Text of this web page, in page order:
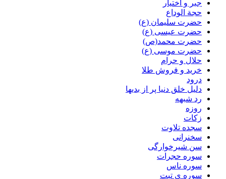
جبر و اختیار
حجة الوداع
حضرت سلیمان (ع)
حضرت عیسی (ع)
حضرت محمد(ص)
حضرت موسی (ع)
حلال و حرام
خرید و فروش طلا
درود
دلیل خلق دنیا پر از بدیها
رد شبهه
روزه
زکات
سجده تلاوت
سخنرانی
سن شیرخوارگی
سوره حجرات
سوره ناس
سوره ی تبت